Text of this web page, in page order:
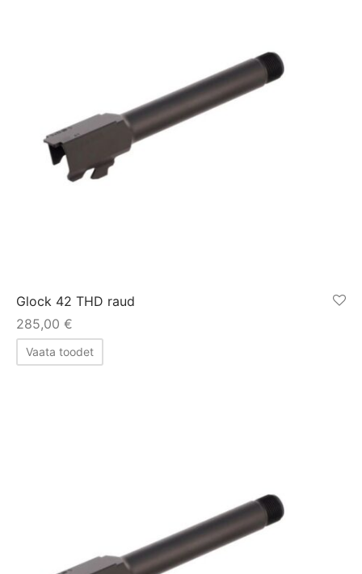
Glock 42 THD raud
285,00 €
Vaata toodet